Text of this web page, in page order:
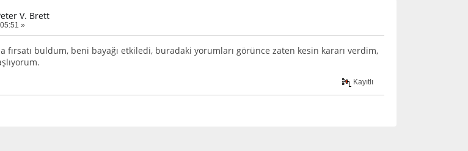
V. Brett
»
fırsatı buldum, beni bayağı etkiledi, buradaki yorumları görünce zaten kesin kararı verdim,
Kayıtlı